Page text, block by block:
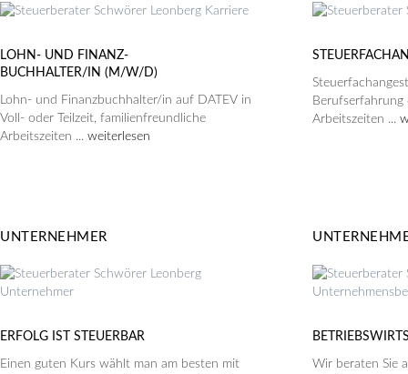
LOHN- UND FINANZ-
BUCHHALTER/IN (M/W/D)
Lohn- und Finanzbuchhalter/in auf DATEV in
Voll- oder Teilzeit, familienfreundliche
Arbeitszeiten ... weiterlesen
Arbeitszeiten ...
UNTERNEHMER
ERFOLG IST STEUERBAR
Einen guten Kurs wählt man am besten mit
Wir beraten Sie